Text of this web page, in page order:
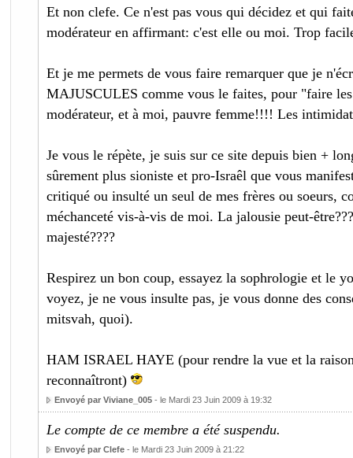
Et non clefe. Ce n'est pas vous qui décidez et qui
modérateur en affirmant: c'est elle ou moi. Trop
Et je me permets de vous faire remarquer que je
MAJUSCULES comme vous le faites, pour "faire
modérateur, et à moi, pauvre femme!!!! Les
Je vous le répète, je suis sur ce site depuis bien +
sûrement plus sioniste et pro-Israêl que vous
critiqué ou insulté un seul de mes frères ou soeurs,
méchanceté vis-à-vis de moi. La jalousie peut-
majesté????
Respirez un bon coup, essayez la sophrologie et le
voyez, je ne vous insulte pas, je vous donne des
mitsvah, quoi).
HAM ISRAEL HAYE (pour rendre la vue et la
reconnaîtront)
Envoyé par Viviane_005- le Mardi 23 Juin 2009 à 19:32
Le compte de ce membre a été suspendu.
Envoyé par Clefe- le Mardi 23 Juin 2009 à 21:22